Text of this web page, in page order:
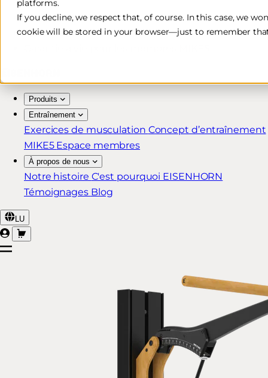
platforms.
If you decline, we respect that, of course. In this case, we
cookie will be stored in your browser—just to remember
Livraison rapide et gratuite*
Retour sous 30 jours
Produits
Entraînement
Exercices de musculation Concept d’entraînement
MIKE5 Espace membres
À propos de nous
Notre histoire C'est pourquoi EISENHORN
Témoignages Blog
LU